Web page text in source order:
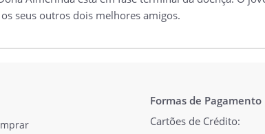
seus outros dois melhores amigos.
Formas de Pagamento
Cartões de Crédito: